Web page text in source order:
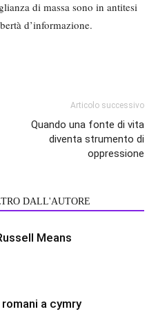
di massa sono in antitesi
d’informazione.
Articolo successivo
Quando una fonte di vita
diventa strumento di
oppressione
DALL'AUTORE
Means
a cymry